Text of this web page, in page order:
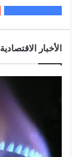
الأخبار الاقتصادية